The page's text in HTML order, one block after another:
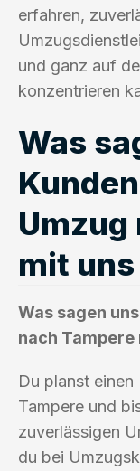
erfahren,
und ganz auf
konzentrieren
Was
Umzug
mit uns
Was sagen
nach Tampere
Du planst
Tampere und
zuverlässigen
du bei